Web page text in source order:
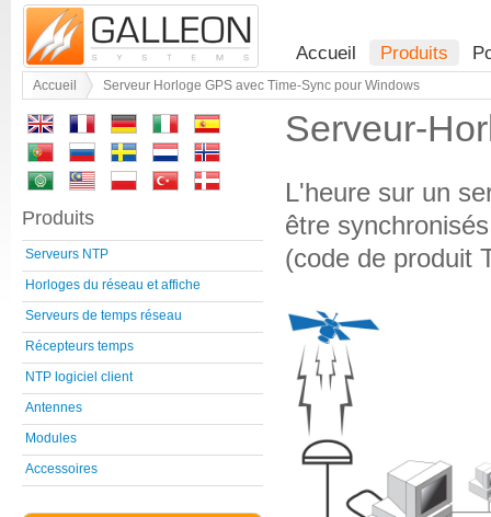
Accueil Produits
Accueil Serveur Horloge GPS avec Time-Sync pour Windows
Serveur-
L'heure sur un
être
(code de produit
Produits
Serveurs NTP
Horloges du réseau et affiche
Serveurs de temps réseau
Récepteurs temps
NTP logiciel client
Antennes
Modules
Accessoires